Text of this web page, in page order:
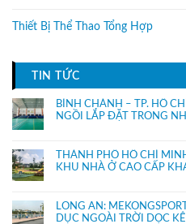
Thiết Bị Thể Thao Tổng Hợp
TIN TỨC
BÌNH CHÁNH – TP. HỒ
NGỒI LẮP ĐẶT TRONG
THÀNH PHỐ HỒ CHÍ
KHU NHÀ Ở CAO CẤP
LONG AN:
DỤC NGOÀI TRỜI DỌC